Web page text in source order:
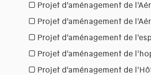
Projet d'aménagement de
Projet d'aménagement de
Projet d'aménagement de
Projet d'aménagement de
Projet d'aménagement de